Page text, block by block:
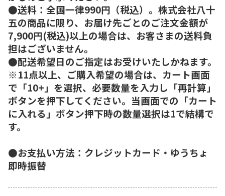
●送料：全国一律990円（税込）。株式会社八十
五の商品に限り、お届け先ごとのご注文金額が
7,900円(税込)以上の場合は、お客さまの送料負
担はございません。
●配送希望日のご指定はお受けいたしかねます。
※11点以上、ご購入希望の場合は、カート画面
で「10+」を選択、必要数量を入力し「再計算」
ボタンを押下してください。当画面での「カート
に入れる」ボタン押下時の数量選択は1で結構で
す。
●お支払い方法：クレジットカード・ゆうちょ
即時振替